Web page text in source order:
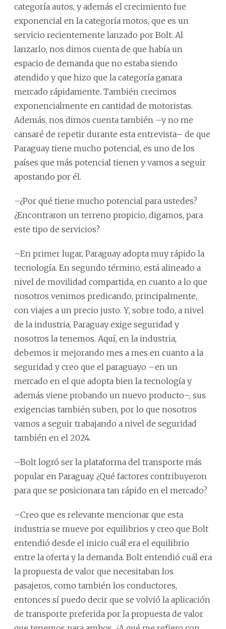
categoría autos, y además el crecimiento fue
exponencial en la categoría motos, que es un
servicio recientemente lanzado por Bolt. Al
lanzarlo, nos dimos cuenta de que había un
espacio de demanda que no estaba siendo
atendido y que hizo que la categoría ganara
mercado rápidamente. También crecimos
exponencialmente en cantidad de motoristas.
Además, nos dimos cuenta también –y no me
cansaré de repetir durante esta entrevista– de que
Paraguay tiene mucho potencial, es uno de los
países que más potencial tienen y vamos a seguir
apostando por él.
–¿Por qué tiene mucho potencial para ustedes?
¿Encontraron un terreno propicio, digamos, para
este tipo de servicios?
–En primer lugar, Paraguay adopta muy rápido la
tecnología. En segundo término, está alineado a
nivel de movilidad compartida, en cuanto a lo que
nosotros venimos predicando, principalmente,
con viajes a un precio justo. Y, sobre todo, a nivel
de la industria, Paraguay exige seguridad y
nosotros la tenemos. Aquí, en la industria,
debemos ir mejorando mes a mes en cuanto a la
seguridad y creo que el paraguayo –en un
mercado en el que adopta bien la tecnología y
además viene probando un nuevo producto–, sus
exigencias también suben, por lo que nosotros
vamos a seguir trabajando a nivel de seguridad
también en el 2024.
–Bolt logró ser la plataforma del transporte más
popular en Paraguay. ¿Qué factores contribuyeron
para que se posicionara tan rápido en el mercado?
–Creo que es relevante mencionar que esta
industria se mueve por equilibrios y creo que Bolt
entendió desde el inicio cuál era el equilibrio
entre la oferta y la demanda. Bolt entendió cuál era
la propuesta de valor que necesitaban los
pasajeros, como también los conductores,
entonces sí puedo decir que se volvió la aplicación
de transporte preferida por la propuesta de valor